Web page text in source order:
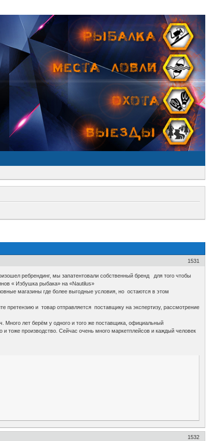
1531
ребрендинг, мы запатентовали собственный бренд для того чтобы
« Избушка рыбака» на «Nautilus»
магазины где более выгодные условия, но остаются в этом
претензию и товар отправляется поставщику на экспертизу, рассмотрение
Много лет берём у одного и того же поставщика, официальный
тоже производство. Сейчас очень много маркетплейсов и каждый человек
1532